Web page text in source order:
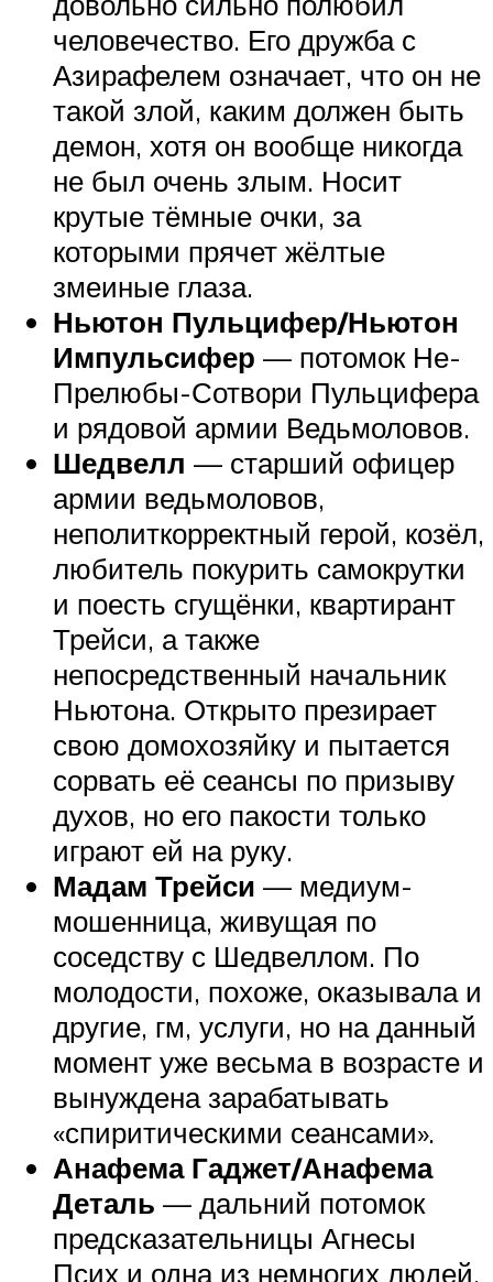
человечество. Его дружба с
Азирафелем означает, что он не
такой злой, каким должен быть
демон, хотя он вообще никогда
не был очень злым. Носит
крутые тёмные очки, за
которыми прячет жёлтые
змеиные глаза.
Ньютон Пульцифер/Ньютон
Импульсифер — потомок Не-
Прелюбы-Сотвори Пульцифера
и рядовой армии Ведьмоловов.
Шедвелл — старший офицер
армии ведьмоловов,
неполиткорректный герой, козёл,
любитель покурить самокрутки
и поесть сгущёнки, квартирант
Трейси, а также
непосредственный начальник
Ньютона. Открыто презирает
свою домохозяйку и пытается
сорвать её сеансы по призыву
духов, но его пакости только
играют ей на руку.
Мадам Трейси — медиум-
мошенница, живущая по
соседству с Шедвеллом. По
молодости, похоже, оказывала и
другие, гм, услуги, но на данный
момент уже весьма в возрасте и
вынуждена зарабатывать
«спиритическими сеансами».
Анафема Гаджет/Анафема
Деталь — дальний потомок
предсказательницы Агнесы
Псих и одна из немногих людей,